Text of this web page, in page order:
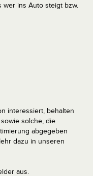
wer ins Auto steigt bzw.
interessiert, behalten
solche, die
abgegeben
dazu in unseren
aus.